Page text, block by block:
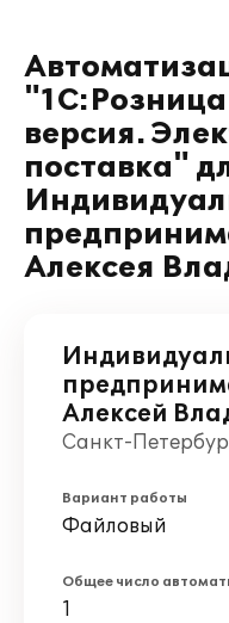
версия.
поставка"
Алексея
Алексей
Санкт-
Вариант работы
Файловый
Общее число
1